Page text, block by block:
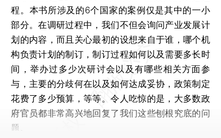
程。本书所涉及的6个国家的案例仅是其中的一小
部分。在调研过程中，我们不但会询问产业发展计
划的内容，而且关心最初的设想来自于谁，哪个机
构负责计划的制订，制订过程如何以及需要多长时
间，举办过多少次研讨会以及有哪些相关方面参
与，主要的分歧何在以及如何达成妥协，政策制定
花费了多少预算，等等。令人吃惊的是，大多数政
府官员都非常高兴地回复了我们这些刨根究底的问
题。